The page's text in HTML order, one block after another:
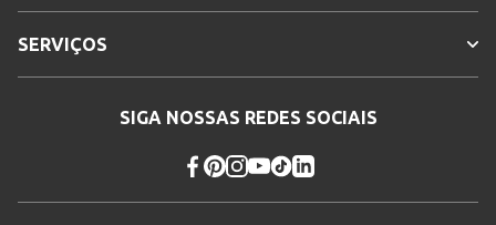
SERVIÇOS
SIGA NOSSAS REDES SOCIAIS